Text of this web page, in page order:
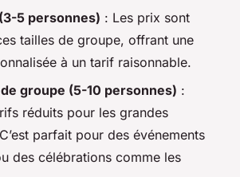
5 personnes) : Les prix sont
tailles de groupe, offrant une
à un tarif raisonnable.
groupe (5-10 personnes) :
réduits pour les grandes
parfait pour des événements
des célébrations comme les